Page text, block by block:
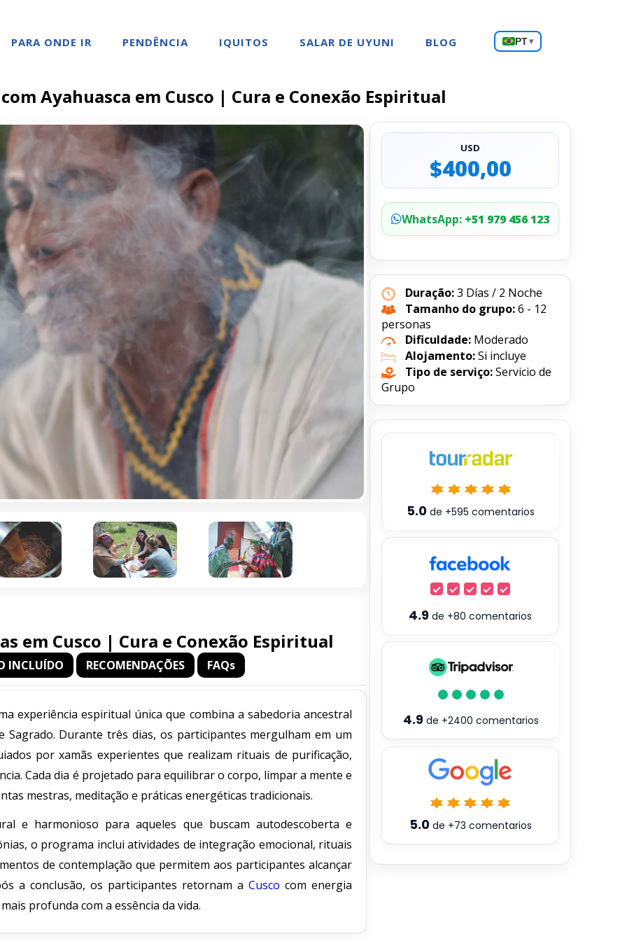
PARA ONDE IR PENDÊNCIA IQUITOS SALAR DE UYUNI BLOG
Escolha
um
PT▾
Ayahuasca em Cusco | Cura e Conexão Espiritual
em Cusco | Cura e Conexão Espiritual
INCLUÍDO RECOMENDAÇÕES FAQs
experiência espiritual única que combina a sabedoria ancestral
Sagrado. Durante três dias, os participantes mergulham em um
por xamãs experientes que realizam rituais de purificação,
Cada dia é projetado para equilibrar o corpo, limpar a mente e
mestras, meditação e práticas energéticas tradicionais.
e harmonioso para aqueles que buscam autodescoberta e
o programa inclui atividades de integração emocional, rituais
de contemplação que permitem aos participantes alcançar
a conclusão, os participantes retornam a Cusco com energia
profunda com a essência da vida.
USD
$400,00
WhatsApp: +51 979 456 123
Duração:3 Días / 2 Noche
Tamanho do grupo:6 - 12
personas
Dificuldade: Moderado
Alojamento:Si incluye
Tipo de serviço:Servicio de
Grupo
5.0 de +595 comentarios
4.9 de +80 comentarios
4.9de +2400 comentarios
5.0de +73 comentarios